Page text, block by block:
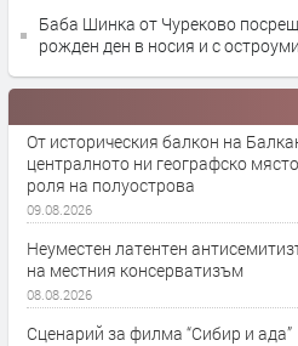
Баба Шинка от Чуреково
рожден ден в носия и с
От историческия балкон на
централното ни географско
роля на полуострова
09.08.2026
Неуместен латентен
на местния консерватизъм
08.08.2026
Сценарий за филма “Сибир и ада”